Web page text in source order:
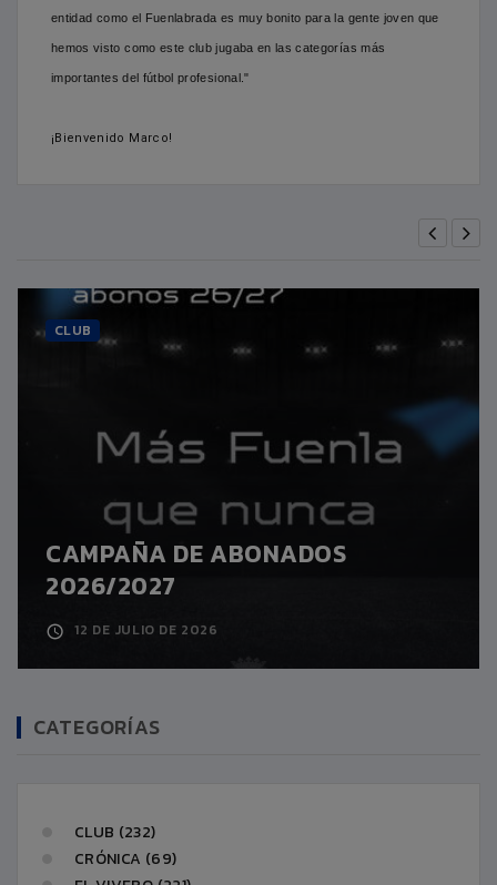
entidad como el Fuenlabrada es muy bonito para la gente joven que
hemos visto como este club jugaba en las categorías más
importantes del fútbol profesional."
¡Bienvenido Marco!
CLUB
CAMPAÑA DE ABONADOS
2026/2027
12 DE JULIO DE 2026
CATEGORÍAS
CLUB (232)
CRÓNICA (69)